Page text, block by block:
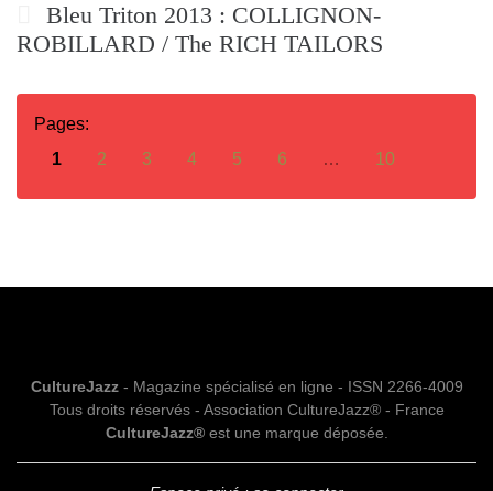
Bleu Triton 2013 : COLLIGNON-
ROBILLARD / The RICH TAILORS
Pages:
1
2 3 4 5 6 … 10
CultureJazz- Magazine spécialisé en ligne - ISSN 2266-4009
Tous droits réservés - Association CultureJazz® - France
CultureJazz®est une marque déposée.